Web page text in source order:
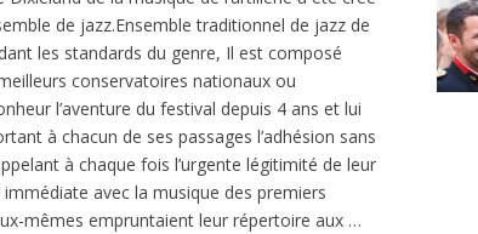
de jazz.Ensemble traditionnel de jazz de
les standards du genre, Il est composé
conservatoires nationaux ou
l’aventure du festival depuis 4 ans et lui
à chacun de ses passages l’adhésion sans
à chaque fois l’urgente légitimité de leur
avec la musique des premiers
mêmes empruntaient leur répertoire aux …